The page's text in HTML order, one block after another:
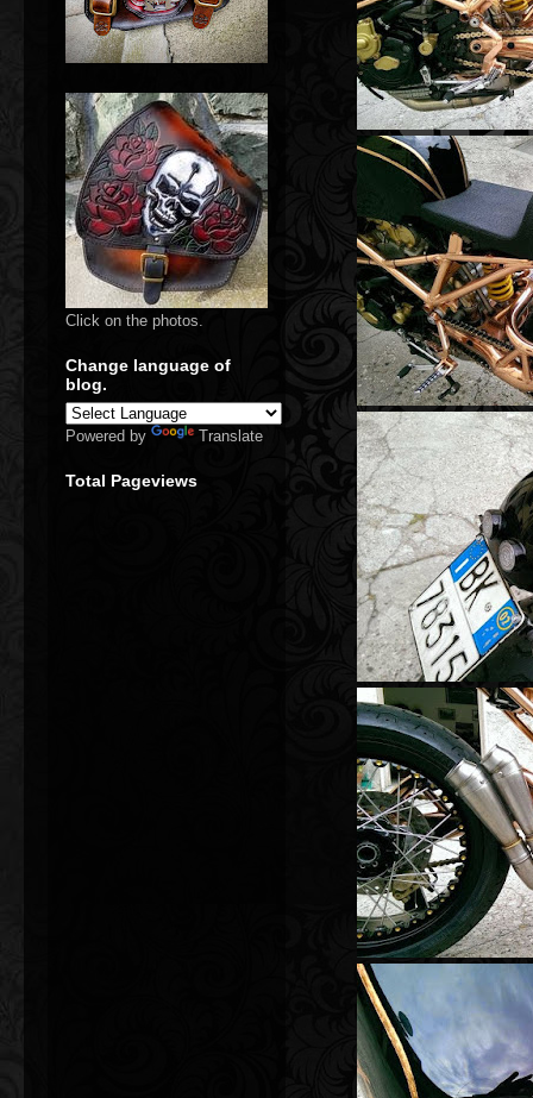
Click on the photos.
Change language of
blog.
Powered by Translate
Total Pageviews